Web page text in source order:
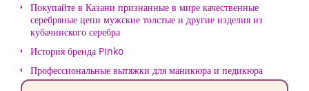
Покупайте в Казани признанные в мире качественные
серебряные цепи мужские толстые и другие изделия из
кубачинского серебра
История бренда Pinko
Профессиональные вытяжки для маникюра и педикюра